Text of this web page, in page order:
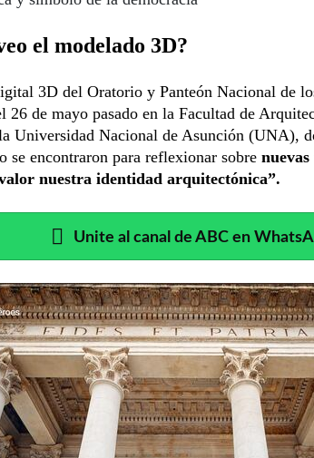
el modelado 3D?
3D del Oratorio y Panteón Nacional de
26 de mayo pasado en la Facultad de
Universidad Nacional de Asunción (UNA),
se encontraron para reflexionar sobre
nuestra identidad arquitectónica”.
Unite al canal de ABC en